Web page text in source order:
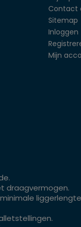
Contact
Sitemap
Inloggen
Mijn
draagvermogen.